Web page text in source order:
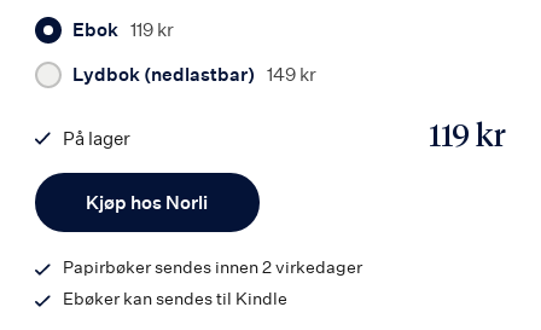
Ebok 119 kr
Lydbok (nedlastbar) 149 kr
Kjøp hos Norli
119 kr
På lager
9788203351617
Papirbøker sendes innen 2 virkedager
Ebøker kan sendes til Kindle